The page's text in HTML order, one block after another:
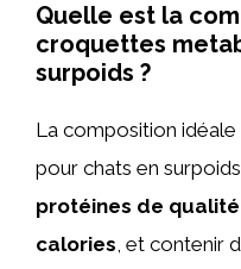
Quelle est la
croquettes
surpoids ?
La composition
pour chats en
protéines de qualité
calories, et contenir